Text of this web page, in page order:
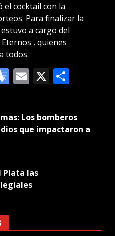
el cocktail con la
Para finalizar la
a cargo del
, quienes
todos.
Google
Email
X
Los bomberos
que impactaron a
Plata las